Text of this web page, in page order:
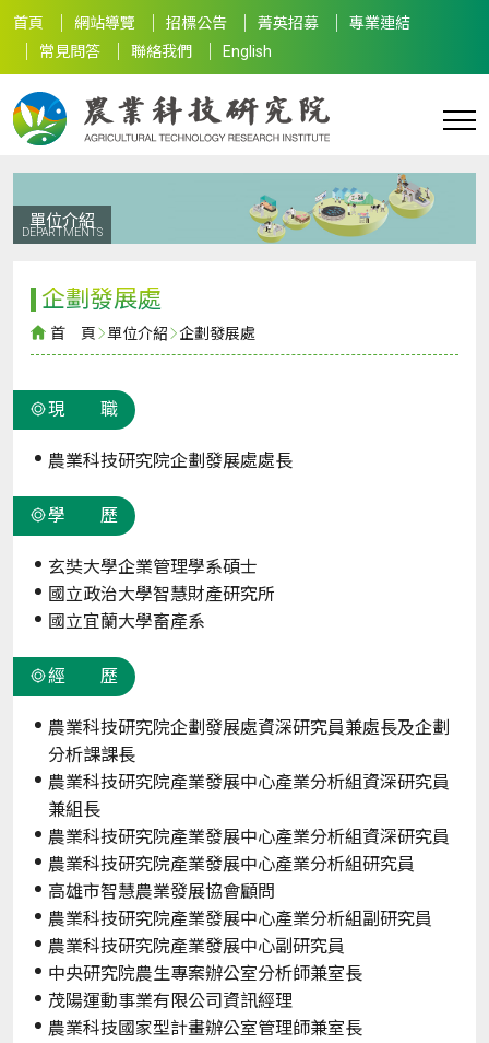
首頁 網站導覽 招標公告 菁英招募
專業連結
常見問答
聯絡我們 English
單位介紹
DEPARTMENTS
企劃發展處
首 頁 單位介紹 企劃發展處
現 職
農業科技研究院企劃發展處處長
學 歷
玄奘大學企業管理學系碩士
國立政治大學智慧財產研究所
國立宜蘭大學畜產系
經 歷
農業科技研究院企劃發展處資深研究員兼處長及企劃
分析課課長
農業科技研究院產業發展中心產業分析組資深研究員
兼組長
農業科技研究院產業發展中心產業分析組資深研究員
農業科技研究院產業發展中心產業分析組研究員
高雄市智慧農業發展協會顧問
農業科技研究院產業發展中心產業分析組副研究員
農業科技研究院產業發展中心副研究員
中央研究院農生專案辦公室分析師兼室長
茂陽運動事業有限公司資訊經理
農業科技國家型計畫辦公室管理師兼室長